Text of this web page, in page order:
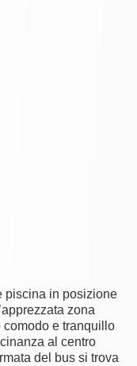
piscina in posizione
zona
e tranquillo
al centro
del bus si trova